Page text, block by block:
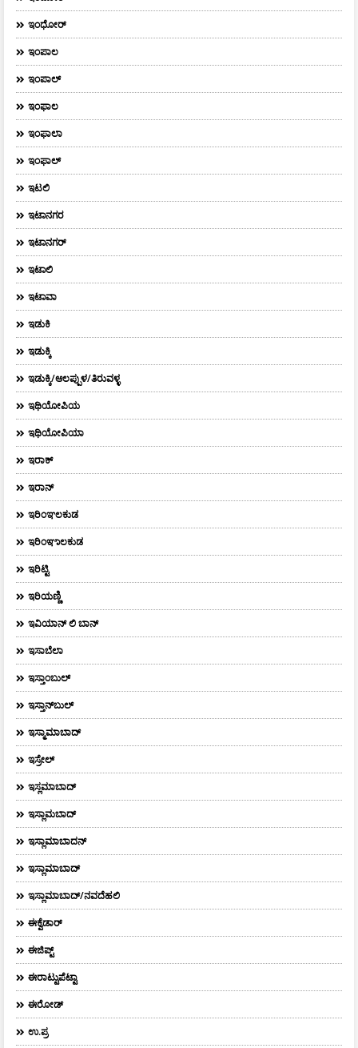
ಇಂಧೋರ್
ಇಂಪಾಲ
ಇಂಪಾಲ್‌
ಇಂಫಾಲ
ಇಂಫಾಲಾ
ಇಂಫಾಲ್
ಇಟಲಿ
ಇಟಾನಗರ
ಇಟಾನಗರ್‌
ಇಟಾಲಿ
ಇಟಾವಾ
ಇಡುಕಿ
ಇಡುಕ್ಕಿ
ಇಡುಕ್ಕಿ/ಆಲಪ್ಪುಳ/ತಿರುವಳ್ಳ
ಇಥಿಯೋಪಿಯ
ಇಥಿಯೋಪಿಯಾ
ಇರಾಕ್‌
ಇರಾನ್
ಇರಿಂಞಲಕುಡ
ಇರಿಂಞಾಲಕುಡ
ಇರಿಟ್ಟಿ
ಇರಿಯಣ್ಣಿ
ಇವಿಯಾನ್‌ ಲಿ ಬಾನ್‌
ಇಸಾಬೆಲಾ
ಇಸ್ತಾಂಬುಲ್
ಇಸ್ತಾನ್‌ಬುಲ್‌
ಇಸ್ಮಾಮಾಬಾದ್
ಇಸ್ರೇಲ್
ಇಸ್ಲಮಾಬಾದ್
ಇಸ್ಲಾಮಬಾದ್
ಇಸ್ಲಾಮಾಬಾದನ್
ಇಸ್ಲಾಮಾಬಾದ್
ಇಸ್ಲಾಮಾಬಾದ್/ನವದೆಹಲಿ
ಈಕ್ವೆಡಾರ್‌
ಈಜಿಪ್ಟ್
ಈರಾಟ್ಟುಪೆಟ್ಟಾ
ಈರೋಡ್
ಉ.ಪ್ರ